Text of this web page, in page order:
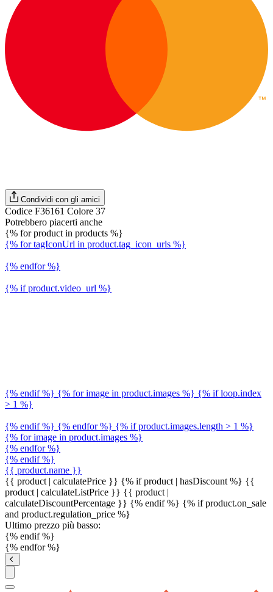
Condividi con gli amici
Codice F36161 Colore 37
Potrebbero piacerti anche
{% for product in products %}
{% for tagIconUrl in product.tag_icon_urls %}
{% endfor %}
{% if product.video_url %}
{% endif %} {% for image in product.images %} {% if loop.index
> 1 %}
{% endif %} {% endfor %} {% if product.images.length > 1 %}
{% for image in product.images %}
{% endfor %}
{% endif %}
{{ product.name }}
{{ product | calculatePrice }} {% if product | hasDiscount %} {{
product | calculateListPrice }} {{ product |
calculateDiscountPercentage }} {% endif %} {% if product.on_sale
and product.regulation_price %}
Ultimo prezzo più basso:
{% endif %}
{% endfor %}